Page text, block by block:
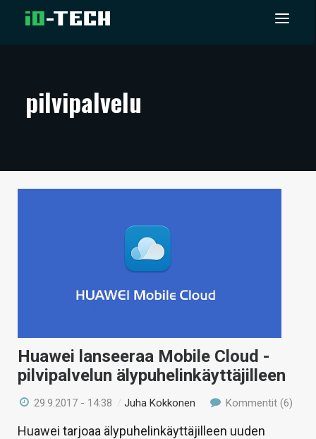
ARTIKKELIT
TECHBBS
VAIHDA TEEMA
HAKU
pilvipalvelu
Huawei lanseeraa Mobile Cloud -
pilvipalvelun älypuhelinkäyttäjilleen
29.9.2017 - 14:38 /Juha Kokkonen Kommentit (6)
Huawei tarjoaa älypuhelinkäyttäjilleen uuden